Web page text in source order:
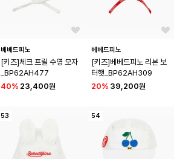
베베드피노
[키즈]체크 프릴 수영 모자
_BP62AH477
40% 23,400원
베베드피노
[키즈]베베드피노 리본 보
터햇_BP62AH309
20% 39,200원
53 54